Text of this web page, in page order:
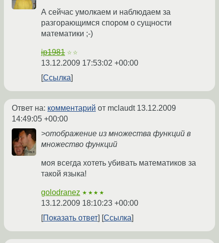
А сейчас умолкаем и наблюдаем за
разгорающимся спором о сущности
математики ;-)
ip1981 ☆☆
13.12.2009 17:53:02 +00:00
Ссылка
Ответ на: комментарий от mclaudt 13.12.2009
14:49:05 +00:00
>отображение из множества функций в
множество функций
моя всегда хотеть убивать математиков за
такой языка!
golodranez ★★★★
13.12.2009 18:10:23 +00:00
Показать ответ
Ссылка